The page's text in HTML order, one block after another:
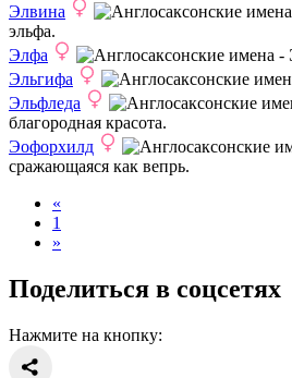
Элвина
эльфа.
Элфа
Эльгифа
Эльфледа
благородная красота.
Эофорхилд
сражающаяся как вепрь.
«
1
»
Поделиться в соцсетях
Нажмите на кнопку: